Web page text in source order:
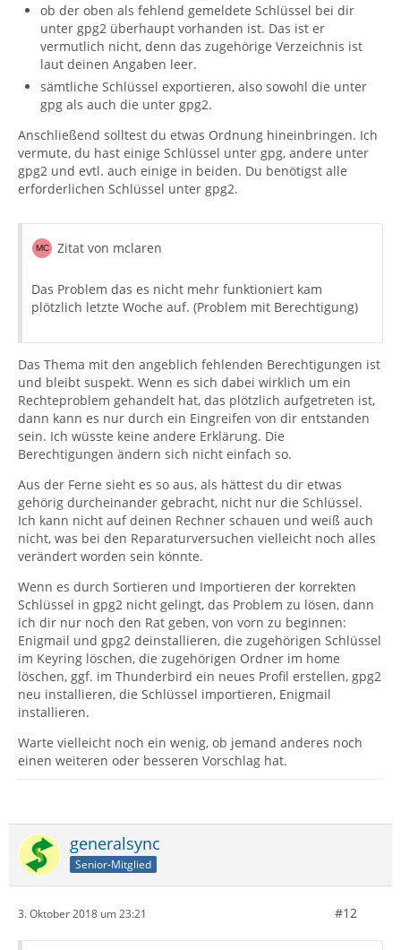
ob der oben als fehlend gemeldete Schlüssel bei dir
unter gpg2 überhaupt vorhanden ist. Das ist er
vermutlich nicht, denn das zugehörige Verzeichnis ist
laut deinen Angaben leer.
sämtliche Schlüssel exportieren, also sowohl die unter
gpg als auch die unter gpg2.
Anschließend solltest du etwas Ordnung hineinbringen. Ich
vermute, du hast einige Schlüssel unter gpg, andere unter
gpg2 und evtl. auch einige in beiden. Du benötigst alle
erforderlichen Schlüssel unter gpg2.
Zitat von mclaren
Das Problem das es nicht mehr funktioniert kam
plötzlich letzte Woche auf. (Problem mit Berechtigung)
Das Thema mit den angeblich fehlenden Berechtigungen ist
und bleibt suspekt. Wenn es sich dabei wirklich um ein
Rechteproblem gehandelt hat, das plötzlich aufgetreten ist,
dann kann es nur durch ein Eingreifen von dir entstanden
sein. Ich wüsste keine andere Erklärung. Die
Berechtigungen ändern sich nicht einfach so.
Aus der Ferne sieht es so aus, als hättest du dir etwas
gehörig durcheinander gebracht, nicht nur die Schlüssel.
Ich kann nicht auf deinen Rechner schauen und weiß auch
nicht, was bei den Reparaturversuchen vielleicht noch alles
verändert worden sein könnte.
Wenn es durch Sortieren und Importieren der korrekten
Schlüssel in gpg2 nicht gelingt, das Problem zu lösen, dann
ich dir nur noch den Rat geben, von vorn zu beginnen:
Enigmail und gpg2 deinstallieren, die zugehörigen Schlüssel
im Keyring löschen, die zugehörigen Ordner im home
löschen, ggf. im Thunderbird ein neues Profil erstellen, gpg2
neu installieren, die Schlüssel importieren, Enigmail
installieren.
Warte vielleicht noch ein wenig, ob jemand anderes noch
einen weiteren oder besseren Vorschlag hat.
generalsync
Senior-Mitglied
3. Oktober 2018 um 23:21 #12